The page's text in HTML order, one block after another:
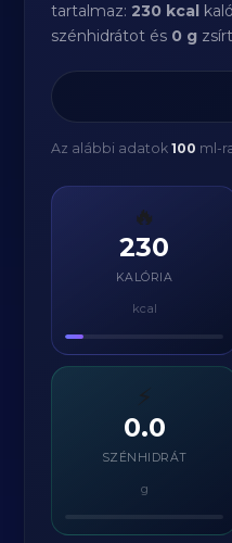
tartalmaz:230 kcal
szénhidrátot és 0 g
Az alábbi adatok100 ml-
🔥
230
KALÓRIA
kcal
⚡
0.0
SZÉNHIDRÁT
g